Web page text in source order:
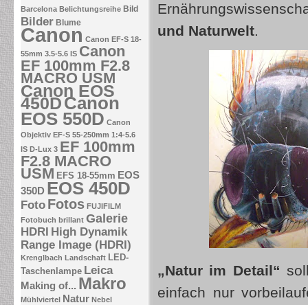
Barcelona Belichtungsreihe Bild
Bilder Blume
Canon Canon EF-S 18-
55mm 3.5-5.6 IS Canon
EF 100mm F2.8
MACRO USM
Canon EOS
450DCanon
EOS 550D Canon
Objektiv EF-S 55-250mm 1:4-5.6
IS D-Lux 3 EF 100mm
F2.8 MACRO
USM EFS 18-55mm EOS
350D EOS 450D
Foto Fotos FUJIFILM
Fotobuch brillant Galerie
HDRI High Dynamik
Range Image (HDRI)
Krenglbach Landschaft LED-
Taschenlampe Leica
Making of... Makro
Mühlviertel Natur Nebel
und Naturwelt.
„Natur im Detail“
einfach nur